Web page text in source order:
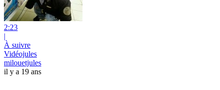
2:23
|
À suivre
Vidéojules
milouetjules
il y a 19 ans